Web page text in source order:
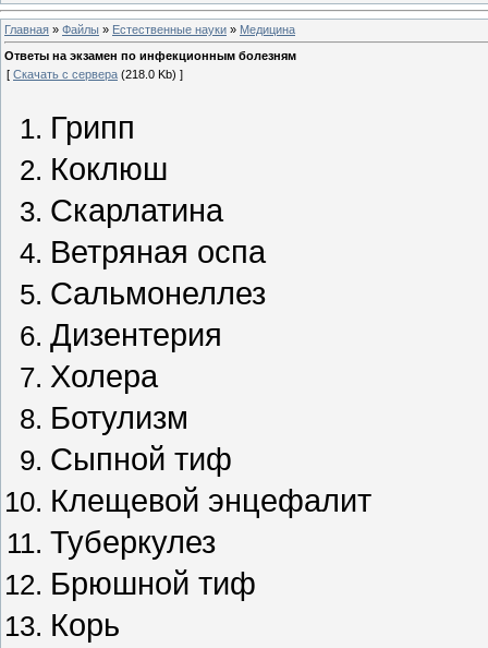
Главная » Файлы » Естественные науки » Медицина
Ответы на экзамен по инфекционным болезням
[ Скачать с сервера (218.0 Kb) ]
Грипп
Коклюш
Скарлатина
Ветряная оспа
Сальмонеллез
Дизентерия
Холера
Ботулизм
Сыпной тиф
Клещевой энцефалит
Туберкулез
Брюшной тиф
Корь